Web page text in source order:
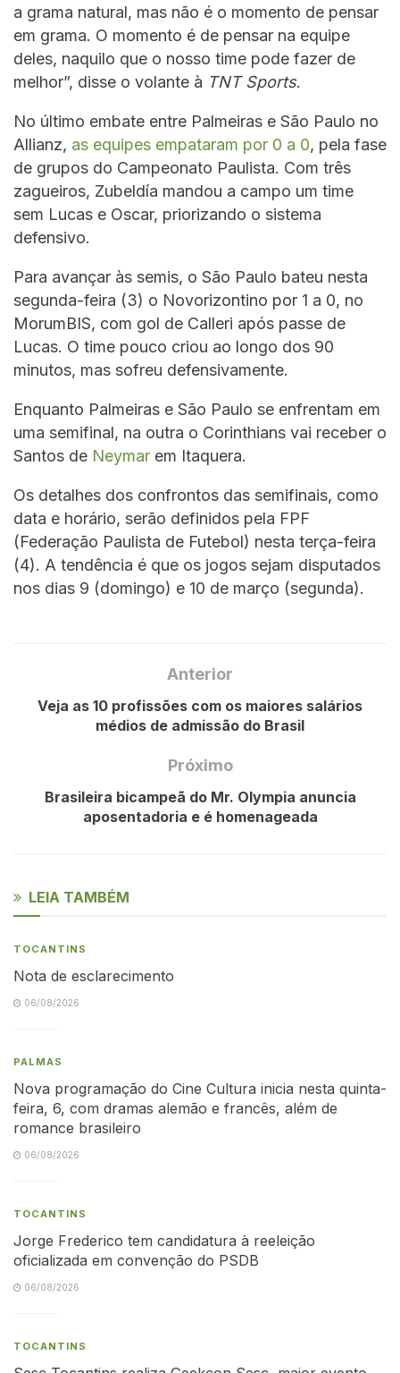
a grama natural, mas não é o momento de pensar
em grama. O momento é de pensar na equipe
deles, naquilo que o nosso time pode fazer de
melhor”, disse o volante à TNT Sports.
No último embate entre Palmeiras e São Paulo no
Allianz, as equipes empataram por 0 a 0, pela fase
de grupos do Campeonato Paulista. Com três
zagueiros, Zubeldía mandou a campo um time
sem Lucas e Oscar, priorizando o sistema
defensivo.
Para avançar às semis, o São Paulo bateu nesta
segunda-feira (3) o Novorizontino por 1 a 0, no
MorumBIS, com gol de Calleri após passe de
Lucas. O time pouco criou ao longo dos 90
minutos, mas sofreu defensivamente.
Enquanto Palmeiras e São Paulo se enfrentam em
uma semifinal, na outra o Corinthians vai receber o
Santos de Neymar em Itaquera.
Os detalhes dos confrontos das semifinais, como
data e horário, serão definidos pela FPF
(Federação Paulista de Futebol) nesta terça-feira
(4). A tendência é que os jogos sejam disputados
nos dias 9 (domingo) e 10 de março (segunda).
Anterior
Veja as 10 profissões com os maiores salários
médios de admissão do Brasil
Próximo
Brasileira bicampeã do Mr. Olympia anuncia
aposentadoria e é homenageada
LEIA TAMBÉM
TOCANTINS
Nota de esclarecimento
06/08/2026
PALMAS
Nova programação do Cine Cultura inicia nesta quinta-
feira, 6, com dramas alemão e francês, além de
romance brasileiro
06/08/2026
TOCANTINS
Jorge Frederico tem candidatura à reeleição
oficializada em convenção do PSDB
06/08/2026
TOCANTINS